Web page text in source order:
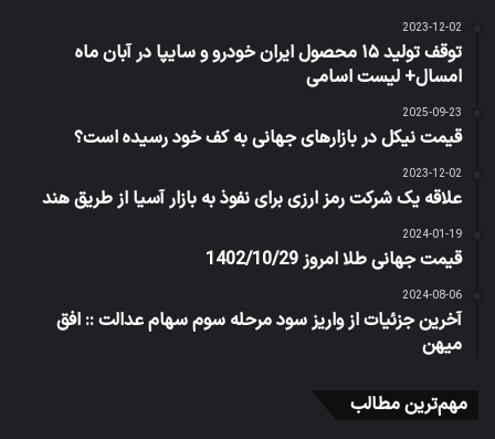
2023-12-02
توقف تولید ۱۵ محصول ایران خودرو و سایپا در آبان ماه
امسال+ لیست اسامی
2025-09-23
قیمت نیکل در بازارهای جهانی به کف خود رسیده است؟
2023-12-02
علاقه یک شرکت رمز ارزی برای نفوذ به بازار آسیا از طریق هند
2024-01-19
قیمت جهانی طلا امروز 1402/10/29
2024-08-06
آخرین جزئیات از واریز سود مرحله سوم سهام عدالت :: افق
میهن
مهم‌ترین مطالب